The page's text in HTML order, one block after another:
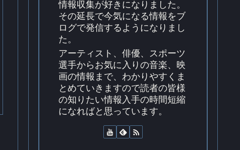
情報収集が好きになりました。
その延長で今気になる情報をブ
ログで発信するようになりまし
た。
アーティスト、俳優、スポーツ
選手からお気に入りの音楽、映
画の情報まで、わかりやすくま
とめていきますので読者の皆様
の知りたい情報入手の時間短縮
になればと思っています。